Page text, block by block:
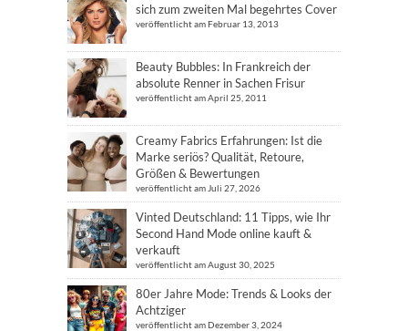
sich zum zweiten Mal begehrtes Cover
veröffentlicht am Februar 13, 2013
Beauty Bubbles: In Frankreich der
absolute Renner in Sachen Frisur
veröffentlicht am April 25, 2011
Creamy Fabrics Erfahrungen: Ist die
Marke seriös? Qualität, Retoure,
Größen & Bewertungen
veröffentlicht am Juli 27, 2026
Vinted Deutschland: 11 Tipps, wie Ihr
Second Hand Mode online kauft &
verkauft
veröffentlicht am August 30, 2025
80er Jahre Mode: Trends & Looks der
Achtziger
veröffentlicht am Dezember 3, 2024